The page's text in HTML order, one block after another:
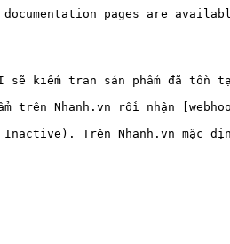
pages are
sẽ kiểm tran sản phẩm đã tồn
Nhanh.vn rồi nhận
Trên Nhanh.vn mặc